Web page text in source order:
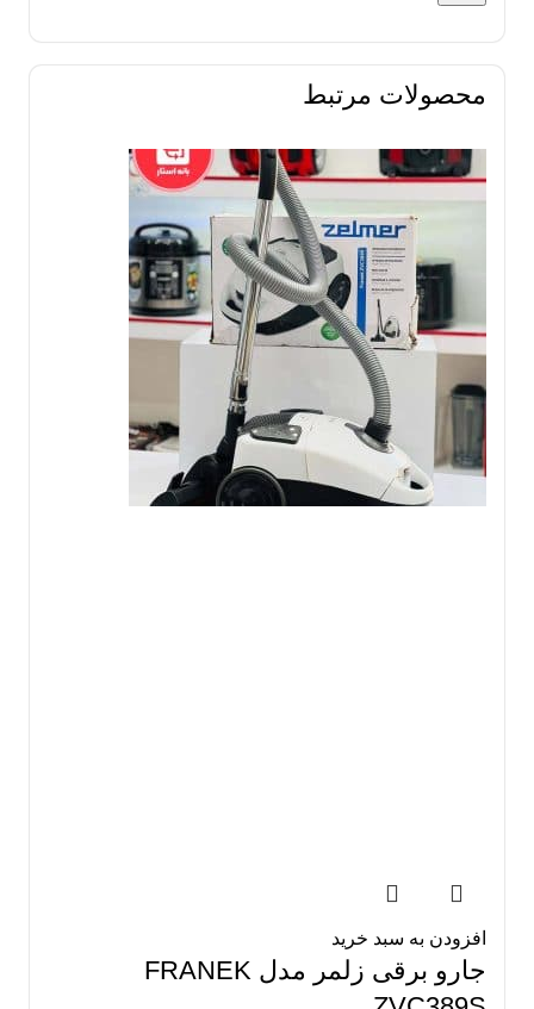
محصولات مرتبط
افزودن به سبد خرید
جارو برقی زلمر مدل FRANEK